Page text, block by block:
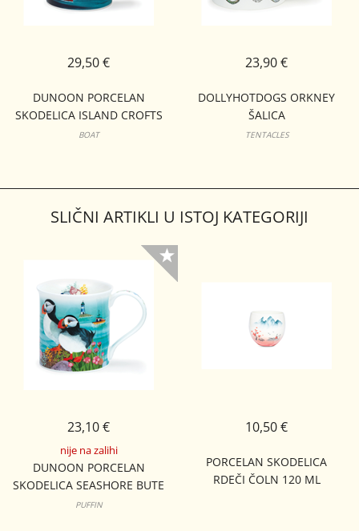
DUNOON PORCELAN
SKODELICA ISLAND CROFTS
CAIRNGORM
BOAT
29,50 €
DOLLYHOTDOGS ORKNEY
ŠALICA
TENTACLES
23,90 €
SLIČNI ARTIKLI U ISTOJ KATEGORIJI
nije na zalihi
DUNOON PORCELAN
SKODELICA SEASHORE BUTE
PUFFIN
23,10 €
PORCELAN SKODELICA
RDEČI ČOLN 120 ML
10,50 €